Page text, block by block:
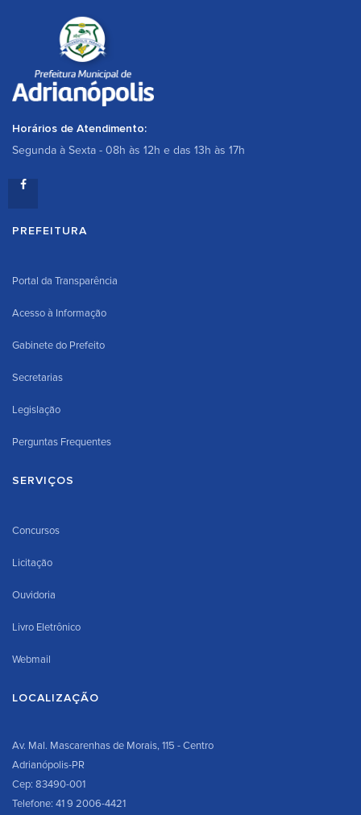
Horários de Atendimento:
Segunda à Sexta - 08h às 12h e das 13h às 17h
PREFEITURA
Portal da Transparência
Acesso à Informação
Gabinete do Prefeito
Secretarias
Legislação
Perguntas Frequentes
SERVIÇOS
Concursos
Licitação
Ouvidoria
Livro Eletrônico
Webmail
LOCALIZAÇÃO
Av. Mal. Mascarenhas de Morais, 115 - Centro
Adrianópolis-PR
Cep: 83490-001
Telefone: 41 9 2006-4421